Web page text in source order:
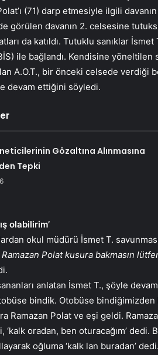
(71) darp etmesiyle ilgili
görülen davanın 2. celsesine
da katıldı. Tutuklu sanıklar
ile bağlandı. Kendisine
A.O.T., bir önceki celsede
devam ettiğini söyledi.
Gözaltına Alınmasına
Tepki
olabilirim’
okul müdürü İsmet T.
Ramazan Polat kusura bakmasın
anlatan İsmet T., şöyle
bindik. Otobüse
Ramazan Polat ve eşi geldi.
‘kalk oradan, ben oturacağım’
oğluma ‘kalk lan buradan’